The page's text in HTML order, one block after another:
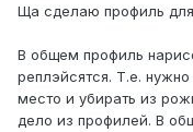
Ща сделаю профиль
В общем профиль
реплэйсятся. Т.е.
место и убирать из
дело из профилей. В